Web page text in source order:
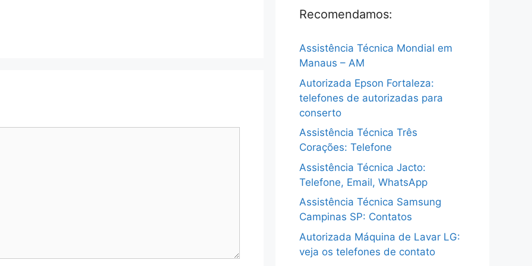
Recomendamos:
Assistência Técnica Mondial em
Manaus – AM
Autorizada Epson Fortaleza:
telefones de autorizadas para
conserto
Assistência Técnica Três
Corações: Telefone
Assistência Técnica Jacto:
Telefone, Email, WhatsApp
Assistência Técnica Samsung
Campinas SP: Contatos
Autorizada Máquina de Lavar LG:
veja os telefones de contato